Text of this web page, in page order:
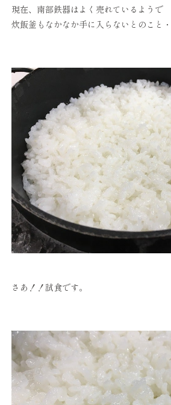
現在、南部鉄器はよく売れているようで
炊飯釜もなかなか手に入らないとのこと・
さあ！！試食です。